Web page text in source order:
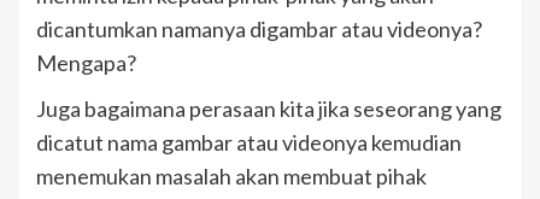
dicantumkan namanya digambar atau videonya?
Mengapa?
Juga bagaimana perasaan kita jika seseorang yang
dicatut nama gambar atau videonya kemudian
menemukan masalah akan membuat pihak